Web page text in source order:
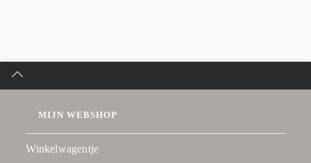
MIJN WEBSHOP
Winkelwagentje